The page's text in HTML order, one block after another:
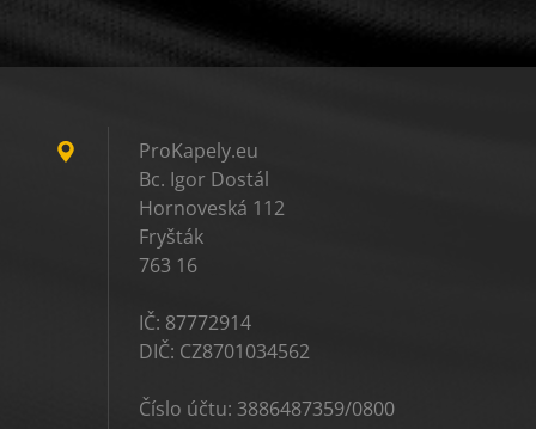
ProKapely.eu
Bc. Igor Dostál
Hornoveská 112
Fryšták
763 16
IČ: 87772914
DIČ: CZ8701034562
Číslo účtu: 3886487359/0800